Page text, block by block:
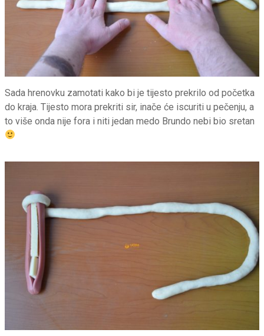
Sada hrenovku zamotati kako bi je tijesto prekrilo od početka
do kraja. Tijesto mora prekriti sir, inače će iscuriti u pečenju, a
to više onda nije fora i niti jedan medo Brundo nebi bio sretan